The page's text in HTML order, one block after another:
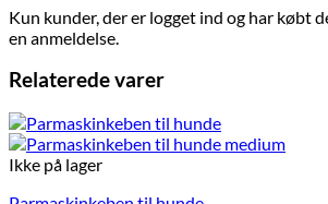
Kun kunder, der er logget ind og har købt
en anmeldelse.
Relaterede varer
Ikke på lager